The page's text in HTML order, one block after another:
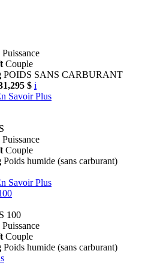
Puissance
Couple
POIDS SANS CARBURANT
$ i
Savoir Plus
Puissance
Couple
Poids humide (sans carburant)
Savoir Plus
100
Puissance
Couple
Poids humide (sans carburant)